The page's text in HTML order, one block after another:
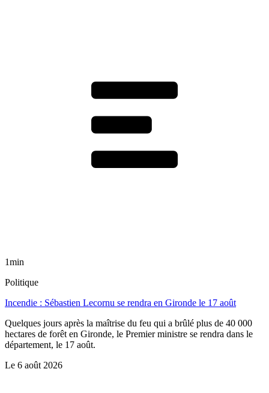
1min
Politique
Incendie : Sébastien Lecornu se rendra en Gironde le 17 août
Quelques jours après la maîtrise du feu qui a brûlé plus de 40 000
hectares de forêt en Gironde, le Premier ministre se rendra dans le
département, le 17 août.
Le 6 août 2026